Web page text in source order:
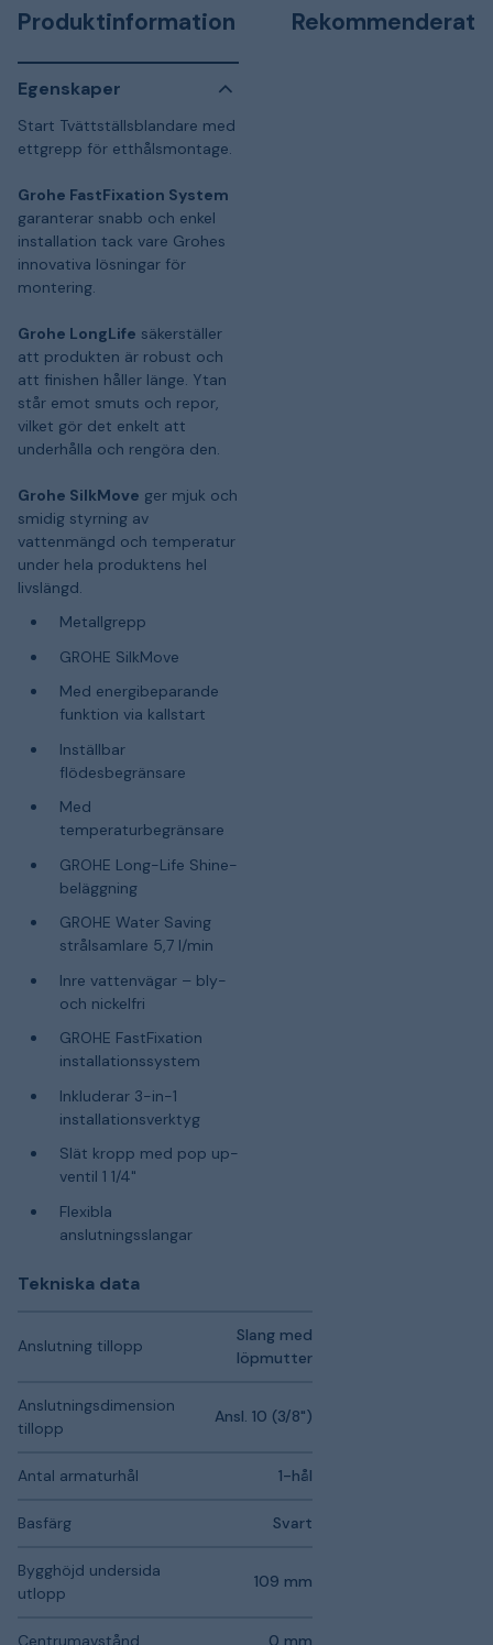
Produktinformation
Egenskaper
Start Tvättställsblandare med
ettgrepp för etthålsmontage.
Grohe FastFixation System
garanterar snabb och enkel
installation tack vare Grohes
innovativa lösningar för
montering.
Grohe LongLife säkerställer
att produkten är robust och
att finishen håller länge. Ytan
står emot smuts och repor,
vilket gör det enkelt att
underhålla och rengöra den.
Grohe SilkMove ger mjuk och
smidig styrning av
vattenmängd och temperatur
under hela produktens hel
livslängd.
Metallgrepp
GROHE SilkMove
Med energibeparande
funktion via kallstart
Inställbar
flödesbegränsare
Med
temperaturbegränsare
GROHE Long-Life Shine-
beläggning
GROHE Water Saving
strålsamlare 5,7 l/min
Inre vattenvägar – bly-
och nickelfri
GROHE FastFixation
installationssystem
Inkluderar 3-in-1
installationsverktyg
Slät kropp med pop up-
ventil 1 1/4"
Flexibla
anslutningsslangar
Tekniska data
Anslutning tillopp
Slang med
löpmutter
Anslutningsdimension
tillopp
Ansl. 10 (3/8")
Antal armaturhål 1-hål
Basfärg Svart
Bygghöjd undersida
utlopp
109 mm
Centrumavstånd 0 mm
Rekommenderat